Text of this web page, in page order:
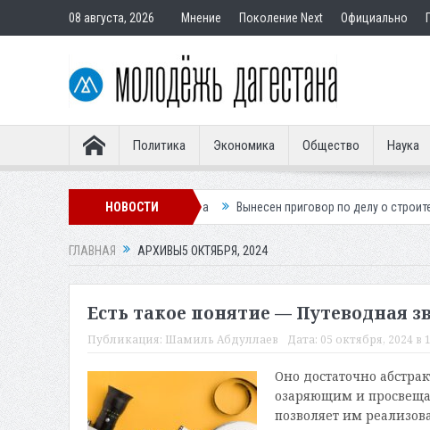
08 августа, 2026 Мнение Поколение Next Официально
Политика Экономика Общество Наука
НОВОСТИ
легионера Вынесен приговор по делу о строительстве
ГЛАВНАЯ АРХИВЫ5 ОКТЯБРЯ, 2024
Есть такое понятие — Путеводная
Публикация: Шамиль Абдуллаев Дата: 05 октября, 2024 в
Оно достаточно
озаряющим и
позволяет им